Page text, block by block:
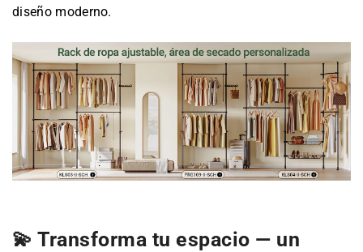
diseño moderno.
💫 Transforma tu espacio — un